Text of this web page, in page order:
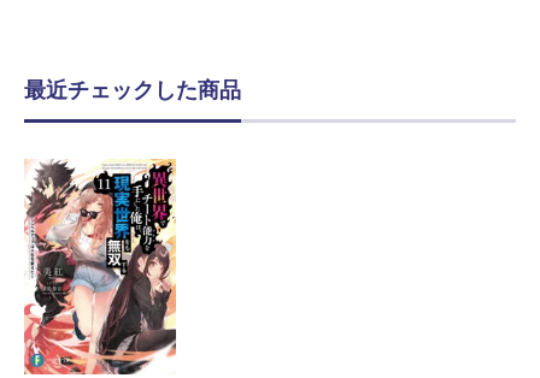
最近チェックした商品